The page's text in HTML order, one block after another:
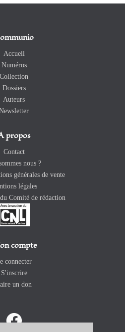
Accueil
Numéros
Collection
Dossiers
Auteurs
propos
Contact
nous ?
générales de vente
légales
Comité de rédaction
compte
connecter
S'inscrire
un don